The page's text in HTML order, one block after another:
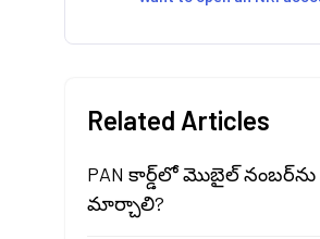
Related Articles
PAN కార్డ్‌లో మొబైల్
మార్చాలి?